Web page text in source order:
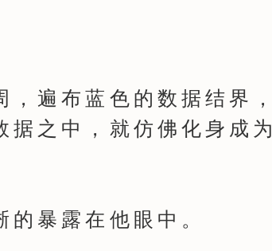
遍布蓝色的数据结界，
据之中，就仿佛化身成为
暴露在他眼中。